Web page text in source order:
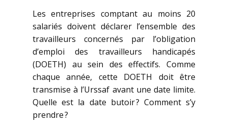
Les entreprises comptant au moins 20
salariés doivent déclarer l’ensemble des
travailleurs concernés par l’obligation
d’emploi des travailleurs handicapés
(DOETH) au sein des effectifs. Comme
chaque année, cette DOETH doit être
transmise à l’Urssaf avant une date limite.
Quelle est la date butoir ? Comment s’y
prendre ?